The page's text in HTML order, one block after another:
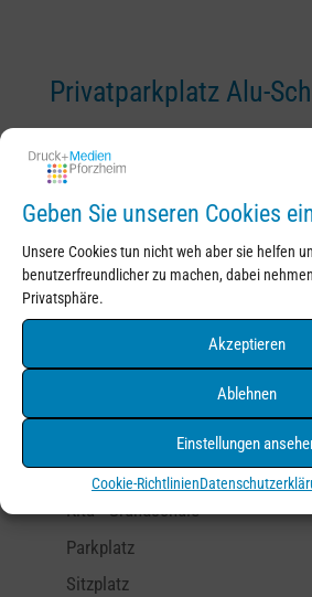
Geben Sie unseren Cookies
Unsere Cookies tun nicht weh aber sie helfen
benutzerfreundlicher zu machen, dabei
Privatsphäre.
Akzeptieren
Ablehnen
Einstellungen
Cookie-Richtlinien
Privatparkplatz Alu-
Produktsuche
Suchen
nach:
Suchen
Produkt-Kategorien
Corona
Hygienemaßnahmen
Infoschilder
Kita - Grundschule
Parkplatz
Sitzplatz